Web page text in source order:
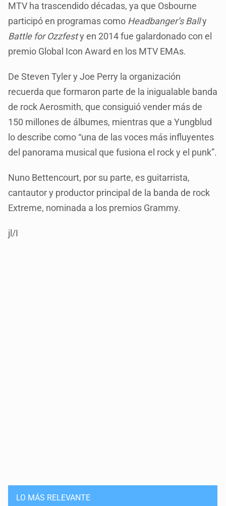
MTV ha trascendido décadas, ya que Osbourne
participó en programas como Headbanger’s Bally
Battle for Ozzfesty en 2014 fue galardonado con el
premio Global Icon Award en los MTV EMAs.
De Steven Tyler y Joe Perry la organización
recuerda que formaron parte de la inigualable banda
de rock Aerosmith, que consiguió vender más de
150 millones de álbumes, mientras que a Yungblud
lo describe como “una de las voces más influyentes
del panorama musical que fusiona el rock y el punk”.
Nuno Bettencourt, por su parte, es guitarrista,
cantautor y productor principal de la banda de rock
Extreme, nominada a los premios Grammy.
jl/I
LO MÁS RELEVANTE